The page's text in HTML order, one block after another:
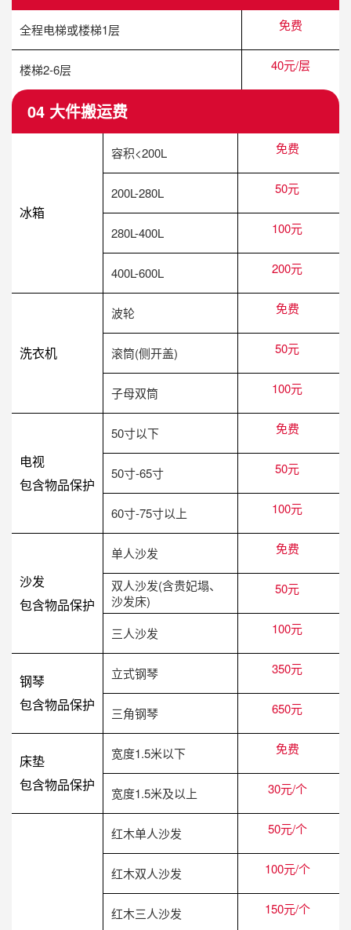
全程电梯或楼梯1层
楼梯2-6层
免费
40元/层
04 大件搬运费
冰箱
容积<200L
200L-280L
280L-400L
400L-600L
免费
50元
100元
200元
洗衣机
波轮
滚筒(侧开盖)
子母双筒
免费
50元
100元
电视
包含物品保护
50寸以下
50寸-65寸
60寸-75寸以上
免费
50元
100元
沙发
包含物品保护
单人沙发
双人沙发(含贵妃塌、
沙发床)
三人沙发
免费
50元
100元
钢琴
包含物品保护
立式钢琴
三角钢琴
350元
650元
床垫
包含物品保护
宽度1.5米以下
宽度1.5米及以上
免费
30元/个
红木单人沙发
红木双人沙发
红木三人沙发
50元/个
100元/个
150元/个